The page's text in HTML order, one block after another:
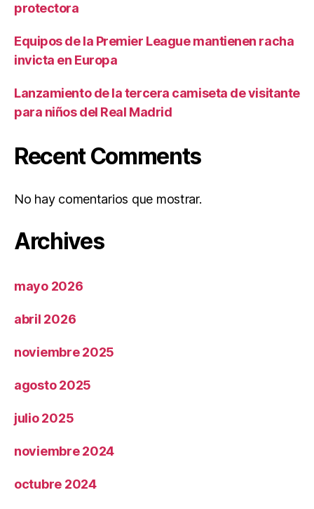
protectora
Equipos de la Premier League mantienen racha
invicta en Europa
Lanzamiento de la tercera camiseta de visitante
para niños del Real Madrid
Recent Comments
No hay comentarios que mostrar.
Archives
mayo 2026
abril 2026
noviembre 2025
agosto 2025
julio 2025
noviembre 2024
octubre 2024